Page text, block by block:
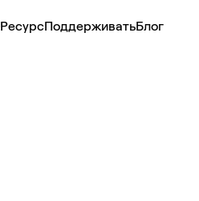
РесурсПоддерживатьБлог